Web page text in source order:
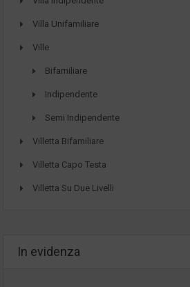
Villa Unifamiliare
Ville
Bifamiliare
Indipendente
Semi Indipendente
Villetta Bifamiliare
Villetta Capo Testa
Villetta Su Due Livelli
In evidenza